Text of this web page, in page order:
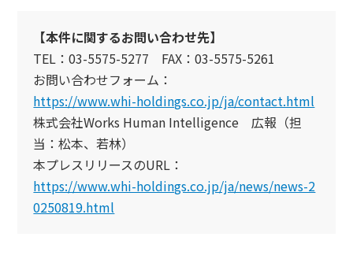
【本件に関するお問い合わせ先】
TEL：03-5575-5277 FAX：03-5575-5261
お問い合わせフォーム：
https://www.whi-holdings.co.jp/ja/contact.html
株式会社Works Human Intelligence 広報（担
当：松本、若林）
本プレスリリースのURL：
https://www.whi-holdings.co.jp/ja/news/news-2
0250819.html